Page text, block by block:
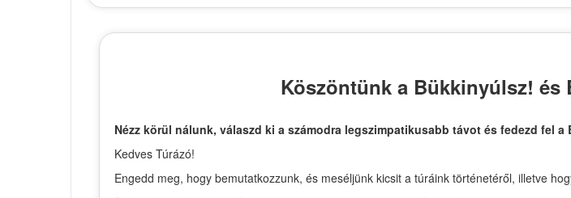
Köszöntünk a Bükkinyúlsz!
Nézz körül nálunk, válaszd ki a számodra legszimpatikusabb távot és fedezd fel
Kedves Túrázó!
Engedd meg, hogy bemutatkozzunk, és meséljünk kicsit a túráink történetéről, illetve